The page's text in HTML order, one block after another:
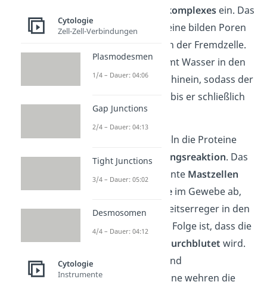
Membranangriffskomplexes ein. Das
bedeutet, die Proteine bilden Poren
in der Zellmembran der Fremdzelle.
Anschließend strömt Wasser in den
Krankheitserreger hinein, sodass der
Innendruck steigt, bis er schließlich
platzt (Lyse).
Zusätzlich vermitteln die Proteine
auch dieEntzündungsreaktion. Das
bedeutet, sogenannte Mastzellen
Signalstoffe im Gewebe ab,
sobald der Krankheitserreger in den
Körper eintritt. Die Folge ist, dass die
Wunde verstärkt durchblutet wird.
Die Immunzellen und
Komplementproteine wehren die
Cytologie
Zell-Zell-Verbindungen
Plasmodesmen
1/4 – Dauer: 04:06
Gap Junctions
2/4 – Dauer: 04:13
Tight Junctions
3/4 – Dauer: 05:02
Desmosomen
4/4 – Dauer: 04:12
Cytologie
Instrumente